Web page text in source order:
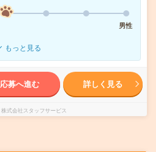
男性
もっと見る
応募へ進む 詳しく見る
株式会社スタッフサービス